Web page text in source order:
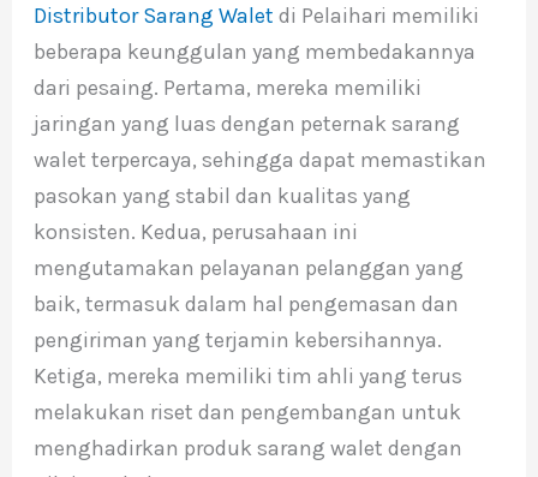
Distributor Sarang Walet di Pelaihari memiliki
beberapa keunggulan yang membedakannya
dari pesaing. Pertama, mereka memiliki
jaringan yang luas dengan peternak sarang
walet terpercaya, sehingga dapat memastikan
pasokan yang stabil dan kualitas yang
konsisten. Kedua, perusahaan ini
mengutamakan pelayanan pelanggan yang
baik, termasuk dalam hal pengemasan dan
pengiriman yang terjamin kebersihannya.
Ketiga, mereka memiliki tim ahli yang terus
melakukan riset dan pengembangan untuk
menghadirkan produk sarang walet dengan